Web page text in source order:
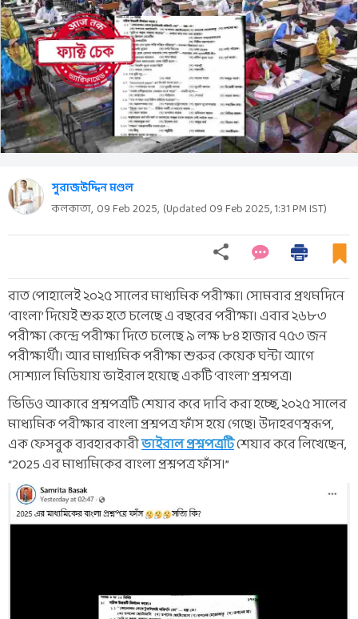
সুরাজউদ্দিন মণ্ডল
কলকাতা, 09 Feb 2025, (Updated 09 Feb 2025, 1:31 PMIST)
রাত পোহালেই ২০২৫ সালের মাধ্যমিক পরীক্ষা। সোমবার প্রথমদিনে
‘বাংলা’ দিয়েই শুরু হতে চলেছে এ বছরের পরীক্ষা। এবার ২৬৮৩
পরীক্ষা কেন্দ্রে পরীক্ষা দিতে চলেছে ৯ লক্ষ ৮৪ হাজার ৭৫৩ জন
পরীক্ষার্থী। আর মাধ্যমিক পরীক্ষা শুরুর কেয়েক ঘন্টা আগে
সোশ্যাল মিডিয়ায় ভাইরাল হয়েছে একটি ‘বাংলা’ প্রশ্নপত্র।
ভিডিও আকারে প্রশ্নপত্রটি শেয়ার করে দাবি করা হচ্ছে, ২০২৫ সালের
মাধ্যমিক পরীক্ষার বাংলা প্রশ্নপত্র ফাঁস হয়ে গেছে। উদাহরণস্বরূপ,
এক ফেসবুক ব্যবহারকারীভাইরাল প্রশ্নপত্রটিশেয়ার করে লিখেছেন,
“2025 এর মাধ্যমিকের বাংলা প্রশ্নপত্র ফাঁস।”